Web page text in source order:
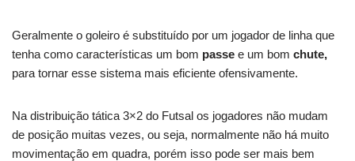
Geralmente o goleiro é substituído por um jogador de linha que
tenha como características um bom passe e um bom chute,
para tornar esse sistema mais eficiente ofensivamente.
Na distribuição tática 3×2 do Futsal os jogadores não mudam
de posição muitas vezes, ou seja, normalmente não há muito
movimentação em quadra, porém isso pode ser mais bem